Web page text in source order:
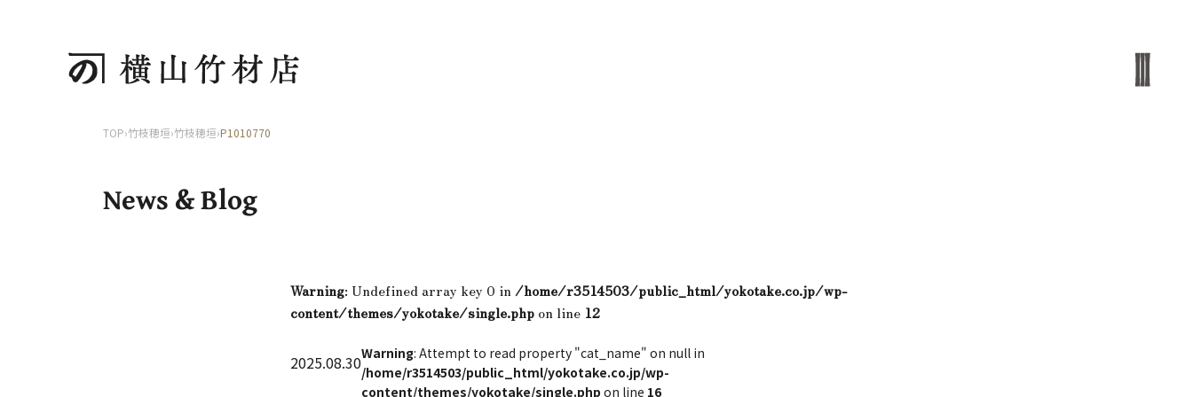
TOP›竹枝穂垣›竹枝穂垣›P1010770
News & Blog
Warning: Undefined array key 0 in/home/r3514503/public_html/yokotake.co.jp/wp-
content/themes/yokotake/single.php on line 12
2025.08.30Warning: Attempt to read property "cat_name" on null in
/home/r3514503/public_html/yokotake.co.jp/wp-
content/themes/yokotake/single.php on line 16